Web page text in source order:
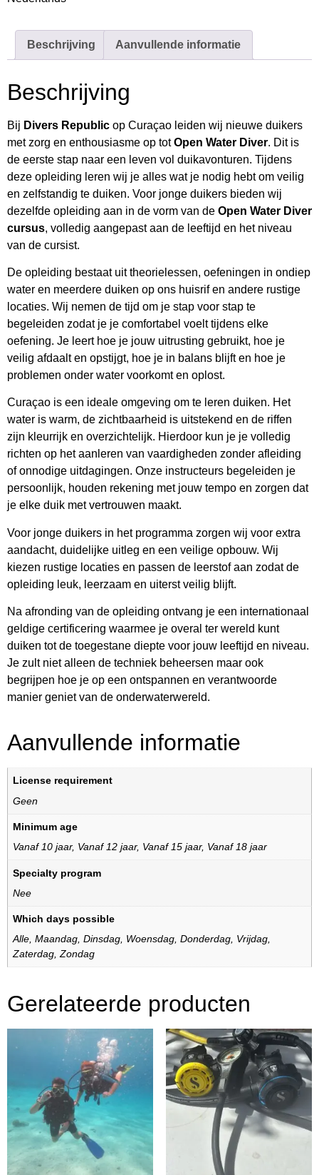
Beschrijving Aanvullende informatie
Beschrijving
Bij Divers Republic op Curaçao leiden wij nieuwe duikers
met zorg en enthousiasme op totOpen Water Diver. Dit is
de eerste stap naar een leven vol duikavonturen. Tijdens
deze opleiding leren wij je alles wat je nodig hebt om veilig
en zelfstandig te duiken. Voor jonge duikers bieden wij
dezelfde opleiding aan in de vorm van de Open Water Diver
cursus, volledig aangepast aan de leeftijd en het niveau
van de cursist.
De opleiding bestaat uit theorielessen, oefeningen in ondiep
water en meerdere duiken op ons huisrif en andere rustige
locaties. Wij nemen de tijd om je stap voor stap te
begeleiden zodat je je comfortabel voelt tijdens elke
oefening. Je leert hoe je jouw uitrusting gebruikt, hoe je
veilig afdaalt en opstijgt, hoe je in balans blijft en hoe je
problemen onder water voorkomt en oplost.
Curaçao is een ideale omgeving om te leren duiken. Het
water is warm, de zichtbaarheid is uitstekend en de riffen
zijn kleurrijk en overzichtelijk. Hierdoor kun je je volledig
richten op het aanleren van vaardigheden zonder afleiding
of onnodige uitdagingen. Onze instructeurs begeleiden je
persoonlijk, houden rekening met jouw tempo en zorgen dat
je elke duik met vertrouwen maakt.
Voor jonge duikers in het programma zorgen wij voor extra
aandacht, duidelijke uitleg en een veilige opbouw. Wij
kiezen rustige locaties en passen de leerstof aan zodat de
opleiding leuk, leerzaam en uiterst veilig blijft.
Na afronding van de opleiding ontvang je een internationaal
geldige certificering waarmee je overal ter wereld kunt
duiken tot de toegestane diepte voor jouw leeftijd en niveau.
Je zult niet alleen de techniek beheersen maar ook
begrijpen hoe je op een ontspannen en verantwoorde
manier geniet van de onderwaterwereld.
Aanvullende informatie
License requirement
Geen
Minimum age
Vanaf 10 jaar, Vanaf 12 jaar, Vanaf 15 jaar, Vanaf 18 jaar
Specialty program
Nee
Which days possible
Alle,Maandag,Dinsdag, Woensdag,Donderdag, Vrijdag,
Zaterdag,Zondag
Gerelateerde producten